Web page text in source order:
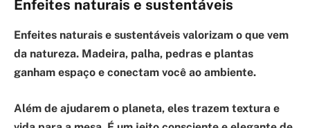
Enfeites naturais e sustentáveis
Enfeites naturais e sustentáveis valorizam o que vem
da natureza. Madeira, palha, pedras e plantas
ganham espaço e conectam você ao ambiente.
Além de ajudarem o planeta, eles trazem textura e